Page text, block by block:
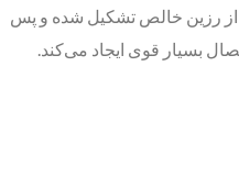
رزین خالص تشکیل شده و پس
بسیار قوی ایجاد می‌کند.